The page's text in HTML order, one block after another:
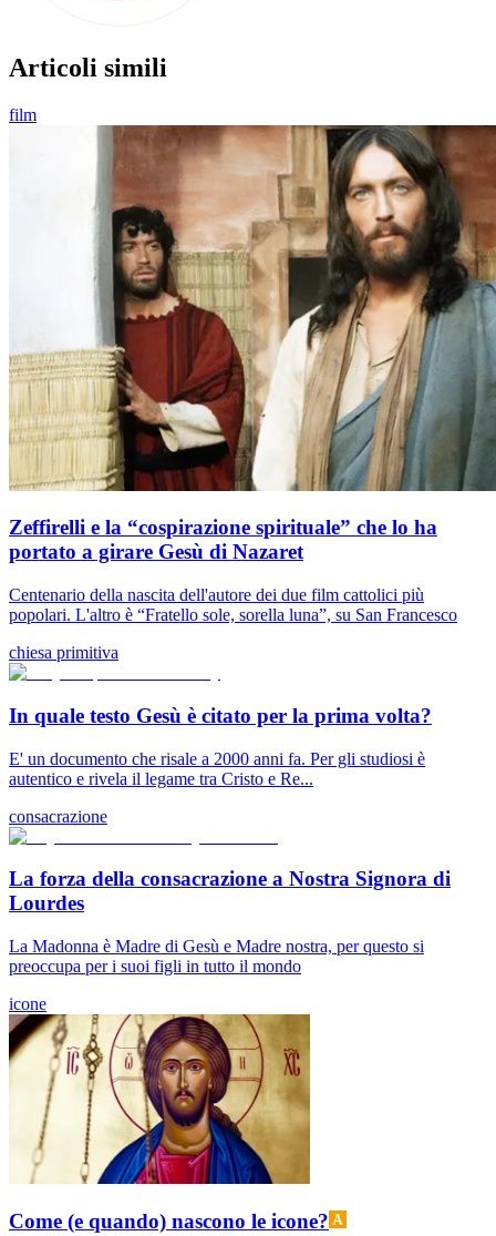
Articoli simili
film
Zeffirelli e la “cospirazione spirituale” che lo ha
portato a girare Gesù di Nazaret
Centenario della nascita dell'autore dei due film cattolici più
popolari. L'altro è “Fratello sole, sorella luna”, su San Francesco
chiesa primitiva
In quale testo Gesù è citato per la prima volta?
E' un documento che risale a 2000 anni fa. Per gli studiosi è
autentico e rivela il legame tra Cristo e Re...
consacrazione
La forza della consacrazione a Nostra Signora di
Lourdes
La Madonna è Madre di Gesù e Madre nostra, per questo si
preoccupa per i suoi figli in tutto il mondo
icone
Come (e quando) nascono le icone?